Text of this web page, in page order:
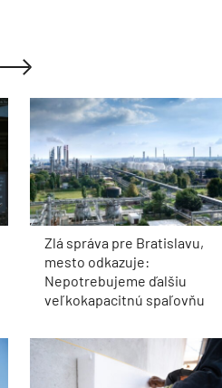
Zlá správa pre Bratislavu,
mesto odkazuje:
Nepotrebujeme ďalšiu
veľkokapacitnú spaľovňu